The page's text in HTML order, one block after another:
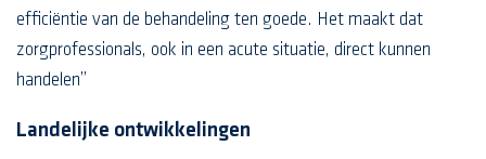
efficiëntie van de behandeling ten goede. Het maakt dat
zorgprofessionals, ook in een acute situatie, direct kunnen
handelen”
Landelijke ontwikkelingen